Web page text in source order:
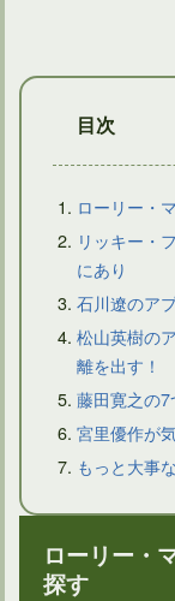
ゴルフ上達！素振
目次
ローリー・
リッキー・
にあり
石川遼のア
松山英樹の
離を出す！
藤田寛之の
宮里優作が
もっと大事
ローリー・
探す